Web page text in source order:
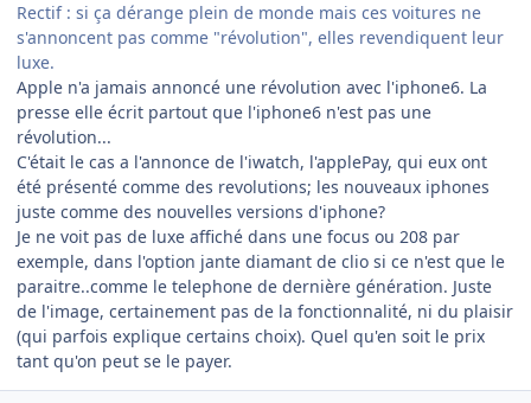
Rectif : si ça dérange plein de monde mais ces voitures ne
s'annoncent pas comme "révolution", elles revendiquent leur
luxe.
Apple n'a jamais annoncé une révolution avec l'iphone6. La
presse elle écrit partout que l'iphone6 n'est pas une
révolution...
C'était le cas a l'annonce de l'iwatch, l'applePay, qui eux ont
été présenté comme des revolutions; les nouveaux iphones
juste comme des nouvelles versions d'iphone?
Je ne voit pas de luxe affiché dans une focus ou 208 par
exemple, dans l'option jante diamant de clio si ce n'est que le
paraitre..comme le telephone de dernière génération. Juste
de l'image, certainement pas de la fonctionnalité, ni du plaisir
(qui parfois explique certains choix). Quel qu'en soit le prix
tant qu'on peut se le payer.